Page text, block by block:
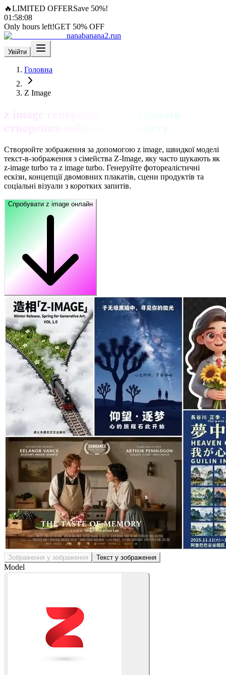
🔥LIMITED OFFERSave 50%!
01 :58:06
Only hours left!GET 50% OFF
nanabanana2.run
Увійти
Головна
Z Image
z image генератор для швидкого
створення зображень з тексту
Створюйте зображення за допомогою z image, швидкої моделі
текст-в-зображення з сімейства Z-Image, яку часто шукають як
z-image turbo та z image turbo. Генеруйте фотореалістичні
ескізи, концепції двомовних плакатів, сцени продуктів та
соціальні візуали з коротких запитів.
Спробувати z image онлайн
Зображення у зображення Текст у зображення
Model